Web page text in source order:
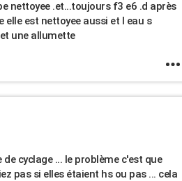
nettoyee .et...toujours f3 e6 .d après
est nettoyee aussi et l eau s
une allumette
cyclage ... le problème c'est que
pas si elles étaient hs ou pas ... cela